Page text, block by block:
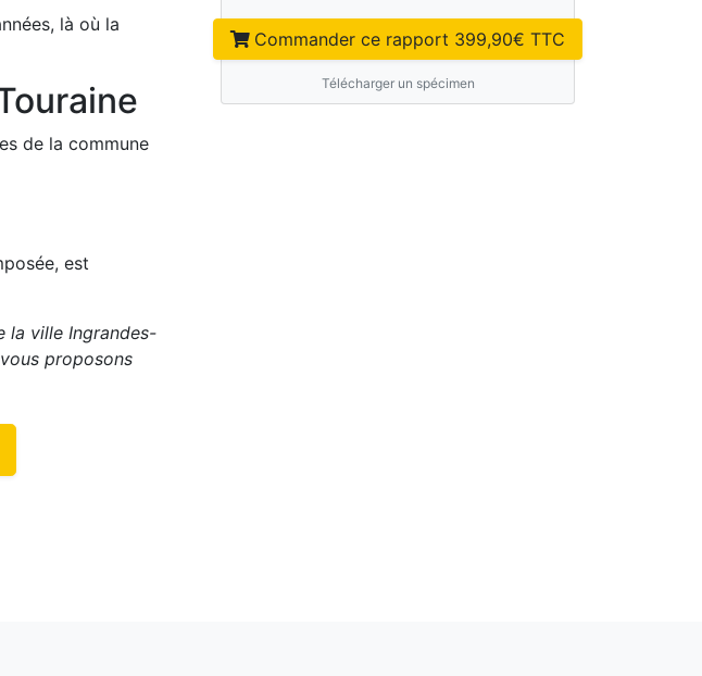
là où la
de la commune
est
la ville Ingrandes-
proposons
Commander ce rapport 399,90€ TTC
Télécharger un spécimen